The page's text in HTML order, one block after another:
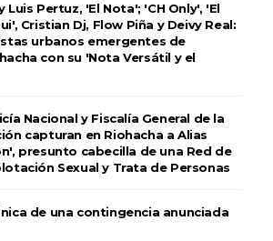
Luis Pertuz, 'El Nota'; 'CH Only', 'El
Cristian Dj, Flow Piña y Deivy Real:
urbanos emergentes de
con su 'Nota Versátil y el
Nacional y Fiscalía General de la
capturan en Riohacha a Alias
presunto cabecilla de una Red de
Sexual y Trata de Personas
de una contingencia anunciada